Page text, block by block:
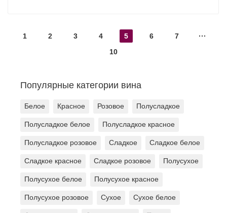
1 2 3 4 5 6
7
10
Популярные категории вина
Белое Красное Розовое Полусладкое
Полусладкое белое Полусладкое красное
Полусладкое розовое Сладкое Сладкое белое
Сладкое красное Сладкое розовое Полусухое
Полусухое белое Полусухое красное
Полусухое розовое Сухое Сухое белое